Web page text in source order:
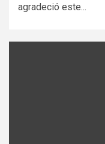
agradeció este...